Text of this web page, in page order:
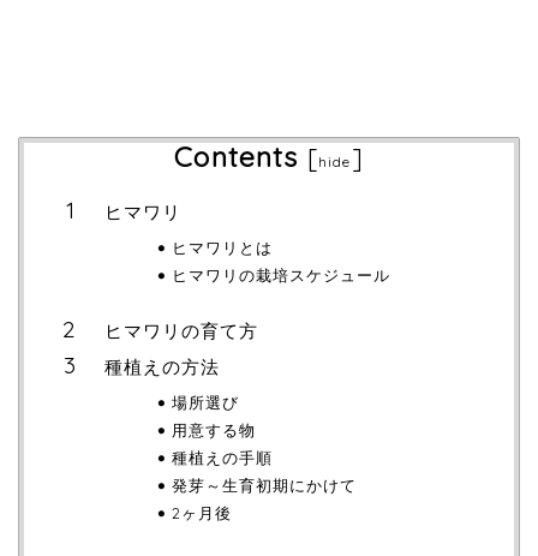
Contents [hide ]
ヒマワリ
ヒマワリとは
ヒマワリの栽培スケジュール
ヒマワリの育て方
種植えの方法
場所選び
用意する物
種植えの手順
発芽～生育初期にかけて
2ヶ月後